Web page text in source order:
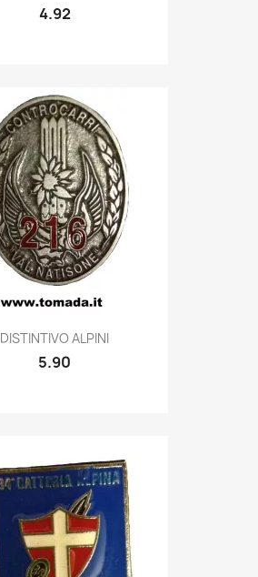
4.92
Quick view
DISTINTIVO ALPINI
5.90